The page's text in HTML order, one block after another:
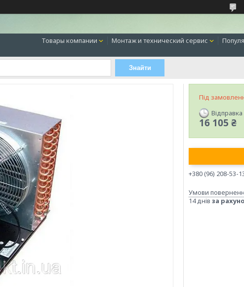
Товары компании Монтаж и технический сервис
Знайти
Під
16 105 ₴
+380 (96) 208-53-
14 днів за